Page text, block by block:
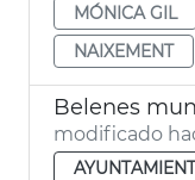
MÓNICA GIL
NAIXEMENT
Belenes
modificado